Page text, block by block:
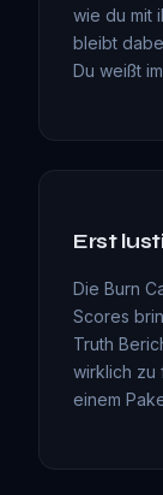
wie du mit
bleibt
Du weißt
Erst
Die Burn
Scores
Truth
wirklich zu
einem